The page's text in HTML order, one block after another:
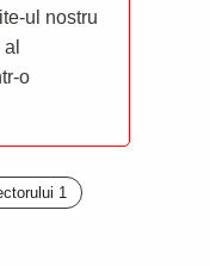
ul nostru
o
1